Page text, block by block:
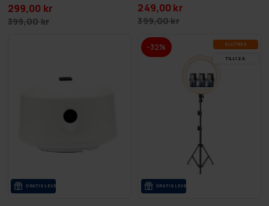
299,00 kr
399,00 kr
249,00 kr
399,00 kr
GRA­TIS LE­VE­RANS
-32% SLUT­REA
TILL 12.8.
GRA­TIS LE­VE­RANS